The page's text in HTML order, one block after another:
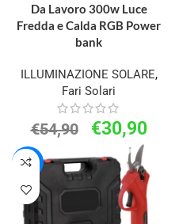
Da Lavoro 300w Luce
Fredda e Calda RGB Power
bank
ILLUMINAZIONE SOLARE,
Fari Solari
€54,90 €30,90
-14%